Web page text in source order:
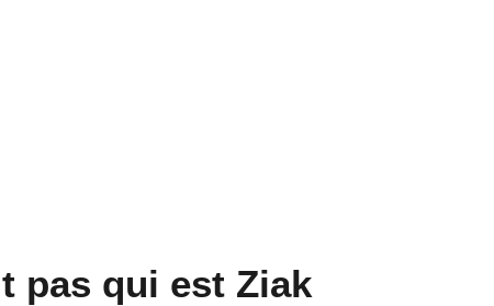
pas qui est Ziak